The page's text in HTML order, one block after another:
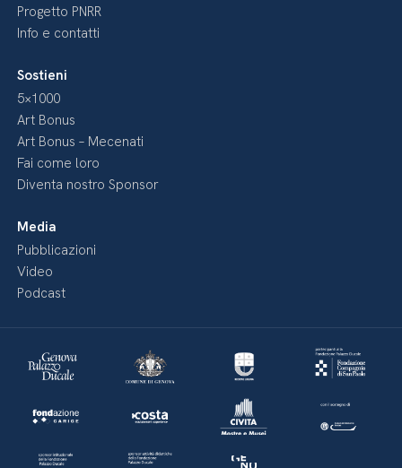
Progetto PNRR
Info e contatti
Sostieni
5×1000
Art Bonus
Art Bonus – Mecenati
Fai come loro
Diventa nostro Sponsor
Media
Pubblicazioni
Video
Podcast